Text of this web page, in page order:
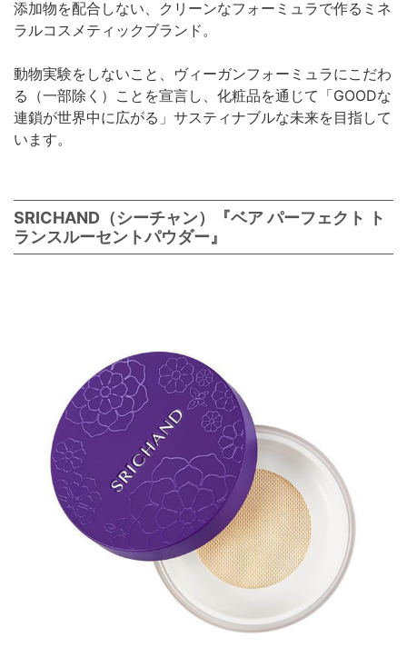
添加物を配合しない、クリーンなフォーミュラで作るミネ
ラルコスメティックブランド。
動物実験をしないこと、ヴィーガンフォーミュラにこだわ
る（一部除く）ことを宣言し、化粧品を通じて「GOODな
連鎖が世界中に広がる」サスティナブルな未来を目指して
います。
SRICHAND（シーチャン）『ベア パーフェクト ト
ランスルーセントパウダー』